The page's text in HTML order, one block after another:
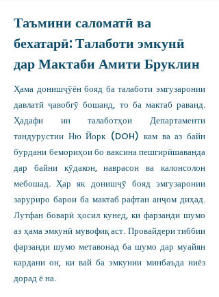
Таъмини саломатӣ ва
бехатарӣ: Талаботи эмкунӣ
дар Мактаби Амити Бруклин
Ҳама донишҷӯён бояд ба талаботи эмгузаронии
давлатӣ ҷавобгӯ бошанд, то ба мактаб раванд.
Ҳадафи ин талаботҳои Департаменти
тандурустии Ню Йорк (DOH) кам ва аз байн
бурдани бемориҳои бо ваксина пешгирӣшаванда
дар байни кӯдакон, наврасон ва калонсолон
мебошад. Ҳар як донишҷӯ бояд эмгузаронии
заруриро барои ба мактаб рафтан анҷом диҳад.
Лутфан боварӣ ҳосил кунед, ки фарзанди шумо
аз ҳама эмкунӣ мувофиқ аст. Провайдери тиббии
фарзанди шумо метавонад ба шумо дар муайян
кардани он, ки вай ба эмкунии минбаъда ниёз
дорад ё на.